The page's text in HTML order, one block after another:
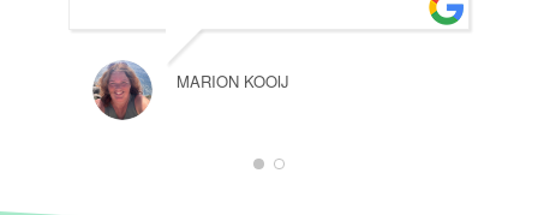
MARION KOOIJ
1 2